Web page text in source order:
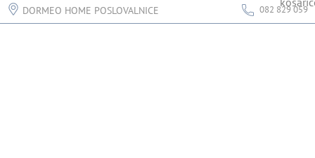
DORMEO HOME POSLOVALNICE 082 829 059